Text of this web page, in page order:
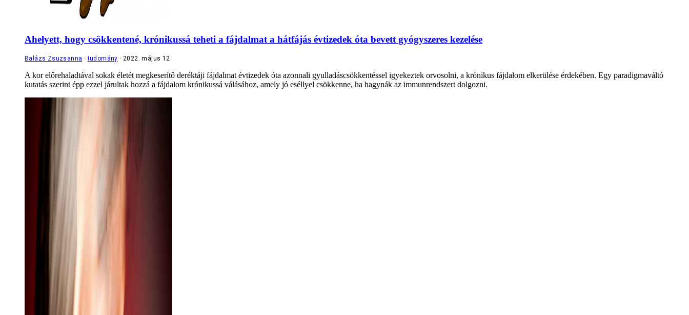
Ahelyett, hogy csökkentené, krónikussá teheti a fájdalmat a hátfájás évtizedek óta bevett gyógyszeres kezelése
Balázs Zsuzsanna tudomány 2022. május 12.
A kor előrehaladtával sokak életét megkeserítő deréktáji fájdalmat évtizedek óta azonnali gyulladáscsökkentéssel igyekeztek orvosolni, a krónikus fájdalom elkerülése érdekében. Egy paradigmaváltó
kutatás szerint épp ezzel járultak hozzá a fájdalom krónikussá válásához, amely jó eséllyel csökkenne, ha hagynák az immunrendszert dolgozni.